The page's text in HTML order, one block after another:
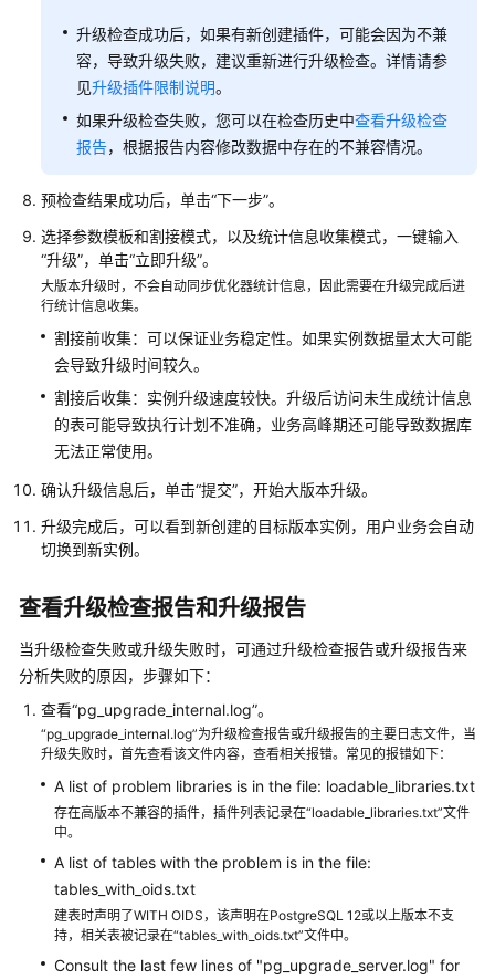
连
接
for
PostgreSQL
实
例
使
用
数
据
数
据
库
移
版
升
升
内
核
版
本
通
过
SQL
命
令
升级检查成功后，如果有新创建插件，可能会因为不兼
容，导致升级失败，建议重新进行升级检查。详情请参
见升级插件限制说明。
如果升级检查失败，您可以在检查历史中查看升级检查
报告，根据报告内容修改数据中存在的不兼容情况。
预检查结果成功后，单击“下一步”。
选择参数模板和割接模式，以及统计信息收集模式，一键输入
“升级”，单击“立即升级”。
大版本升级时，不会自动同步优化器统计信息，因此需要在升级完成后进
行统计信息收集。
割接前收集：可以保证业务稳定性。如果实例数据量太大可能
会导致升级时间较久。
割接后收集：实例升级速度较快。升级后访问未生成统计信息
的表可能导致执行计划不准确，业务高峰期还可能导致数据库
无法正常使用。
确认升级信息后，单击“提交”，开始大版本升级。
升级完成后，可以看到新创建的目标版本实例，用户业务会自动
切换到新实例。
查看升级检查报告和升级报告
当升级检查失败或升级失败时，可通过升级检查报告或升级报告来
分析失败的原因，步骤如下：
查看“pg_upgrade_internal.log”。
“pg_upgrade_internal.log”为升级检查报告或升级报告的主要日志文件，当
升级失败时，首先查看该文件内容，查看相关报错。常见的报错如下：
A list of problem libraries is in the file: loadable_libraries.txt
存在高版本不兼容的插件，插件列表记录在“loadable_libraries.txt”文件
中。
A list of tables with the problem is in the file:
tables_with_oids.txt
建表时声明了WITH OIDS，该声明在PostgreSQL 12或以上版本不支
持，相关表被记录在“tables_with_oids.txt”文件中。
Consult the last few lines of "pg_upgrade_server.log" for